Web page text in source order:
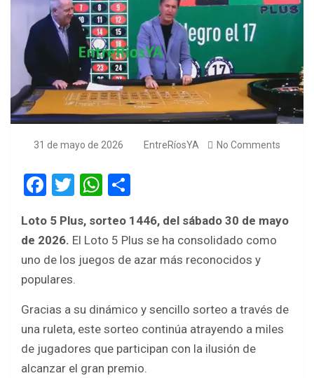
31 de mayo de 2026 EntreRíosYA No Comments
F
ce
b
o
k
T
tt
er
W
at
s
p
ar
e
Loto 5 Plus, sorteo 1446, del sábado 30 de mayo
de 2026. El Loto 5 Plus se ha consolidado como
uno de los juegos de azar más reconocidos y
populares.
Gracias a su dinámico y sencillo sorteo a través de
una ruleta, este sorteo continúa atrayendo a miles
de jugadores que participan con la ilusión de
alcanzar el gran premio.